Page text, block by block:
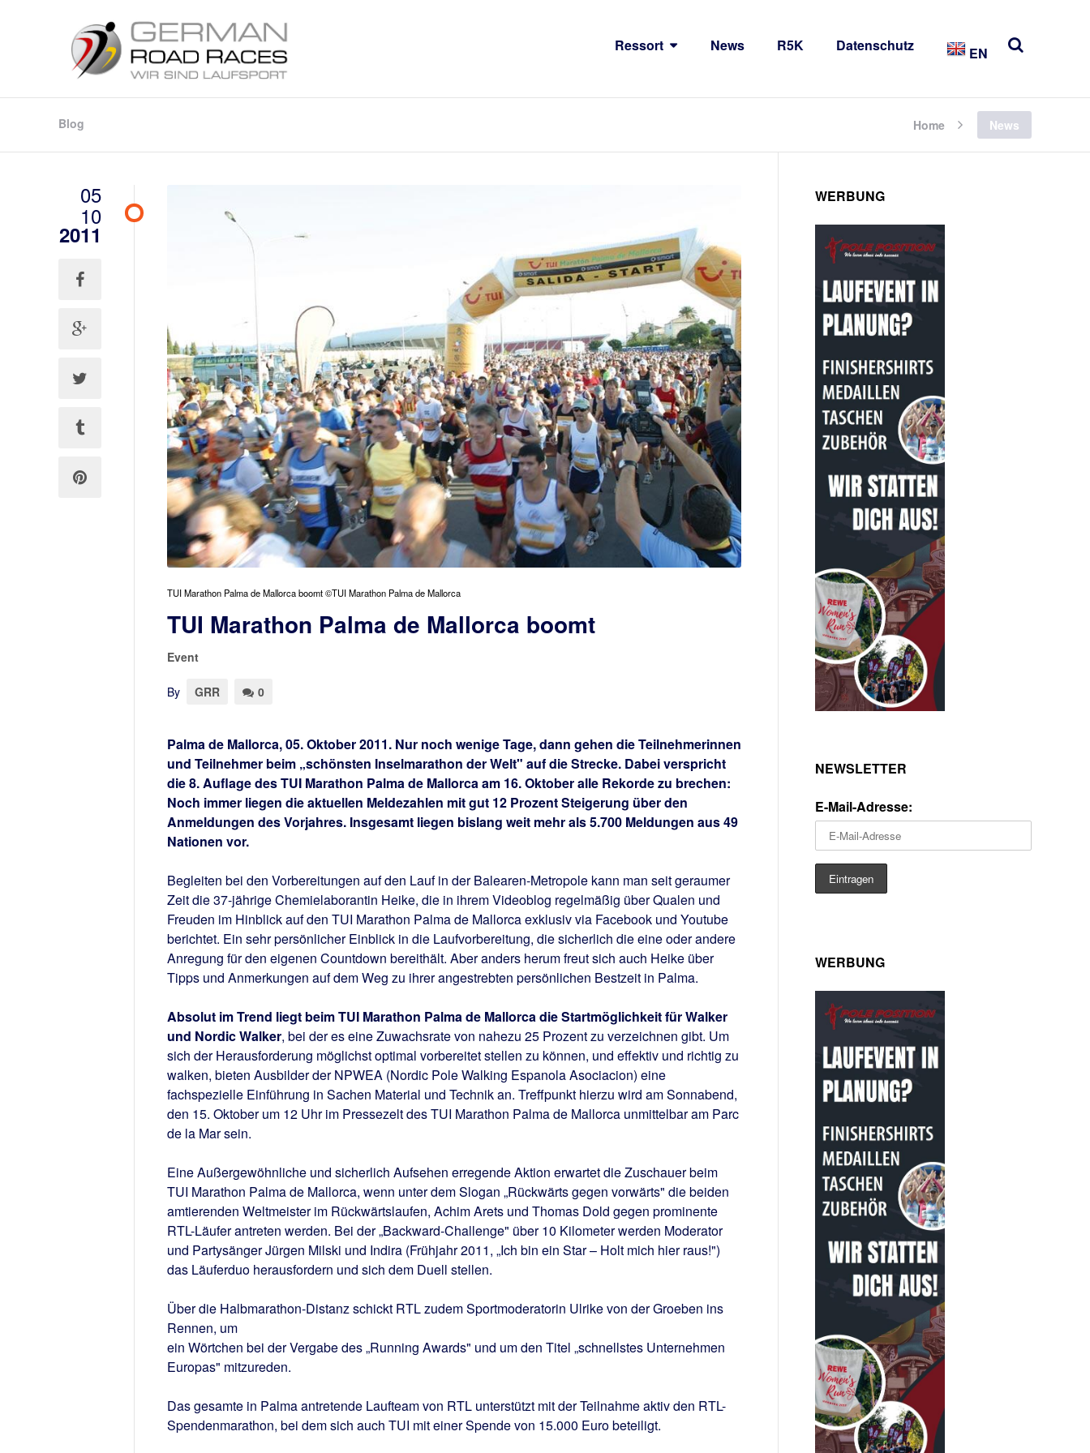
Ressort News R5K Datenschutz EN
Blog Home News
05
10
2011
TUI Marathon Palma de Mallorca boomt ©TUI Marathon Palma de Mallorca
TUI Marathon Palma de Mallorca boomt
Event
By GRR 0
Palma de Mallorca, 05. Oktober 2011. Nur noch wenige Tage, dann gehen die Teilnehmerinnen
und Teilnehmer beim „schönsten Inselmarathon der Welt" auf die Strecke. Dabei verspricht
die 8. Auflage des TUI Marathon Palma de Mallorca am 16. Oktober alle Rekorde zu brechen:
Noch immer liegen die aktuellen Meldezahlen mit gut 12 Prozent Steigerung über den
Anmeldungen des Vorjahres. Insgesamt liegen bislang weit mehr als 5.700 Meldungen aus 49
Nationen vor.
Begleiten bei den Vorbereitungen auf den Lauf in der Balearen-Metropole kann man seit geraumer
Zeit die 37-jährige Chemielaborantin Heike, die in ihrem Videoblog regelmäßig über Qualen und
Freuden im Hinblick auf den TUI Marathon Palma de Mallorca exklusiv via Facebook und Youtube
berichtet. Ein sehr persönlicher Einblick in die Laufvorbereitung, die sicherlich die eine oder andere
Anregung für den eigenen Countdown bereithält. Aber anders herum freut sich auch Heike über
Tipps und Anmerkungen auf dem Weg zu ihrer angestrebten persönlichen Bestzeit in Palma.
Absolut im Trend liegt beim TUI Marathon Palma de Mallorca die Startmöglichkeit für Walker
und Nordic Walker, bei der es eine Zuwachsrate von nahezu 25 Prozent zu verzeichnen gibt. Um
sich der Herausforderung möglichst optimal vorbereitet stellen zu können, und effektiv und richtig zu
walken, bieten Ausbilder der NPWEA (Nordic Pole Walking Espanola Asociacion) eine
fachspezielle Einführung in Sachen Material und Technik an. Treffpunkt hierzu wird am Sonnabend,
den 15. Oktober um 12 Uhr im Pressezelt des TUI Marathon Palma de Mallorca unmittelbar am Parc
de la Mar sein.
Eine Außergewöhnliche und sicherlich Aufsehen erregende Aktion erwartet die Zuschauer beim
TUI Marathon Palma de Mallorca, wenn unter dem Slogan „Rückwärts gegen vorwärts" die beiden
amtierenden Weltmeister im Rückwärtslaufen, Achim Arets und Thomas Dold gegen prominente
RTL-Läufer antreten werden. Bei der „Backward-Challenge" über 10 Kilometer werden Moderator
und Partysänger Jürgen Milski und Indira (Frühjahr 2011, „Ich bin ein Star – Holt mich hier raus!")
das Läuferduo herausfordern und sich dem Duell stellen.
Über die Halbmarathon-Distanz schickt RTL zudem Sportmoderatorin Ulrike von der Groeben ins
Rennen, um
ein Wörtchen bei der Vergabe des „Running Awards" und um den Titel „schnellstes Unternehmen
Europas" mitzureden.
Das gesamte in Palma antretende Laufteam von RTL unterstützt mit der Teilnahme aktiv den RTL-
Spendenmarathon, bei dem sich auch TUI mit einer Spende von 15.000 Euro beteiligt.
WERBUNG
NEWSLETTER
E-Mail-Adresse:
WERBUNG